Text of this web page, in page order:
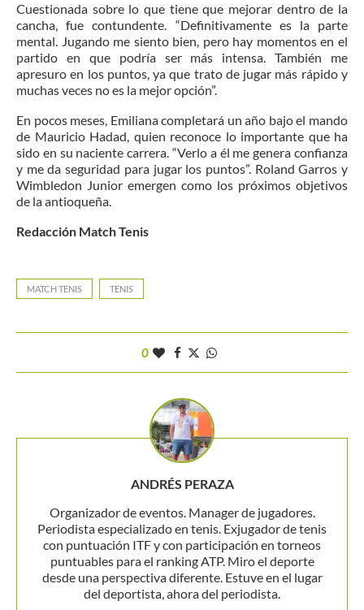
Cuestionada sobre lo que tiene que mejorar dentro de la
cancha, fue contundente. “Definitivamente es la parte
mental. Jugando me siento bien, pero hay momentos en el
partido en que podría ser más intensa. También me
apresuro en los puntos, ya que trato de jugar más rápido y
muchas veces no es la mejor opción”.
En pocos meses, Emiliana completará un año bajo el mando
de Mauricio Hadad, quien reconoce lo importante que ha
sido en su naciente carrera. “Verlo a él me genera confianza
y me da seguridad para jugar los puntos”. Roland Garros y
Wimbledon Junior emergen como los próximos objetivos
de la antioqueña.
Redacción Match Tenis
MATCH TENIS TENIS
0
ANDRÉS PERAZA
Organizador de eventos. Manager de jugadores.
Periodista especializado en tenis. Exjugador de tenis
con puntuación ITF y con participación en torneos
puntuables para el ranking ATP. Miro el deporte
desde una perspectiva diferente. Estuve en el lugar
del deportista, ahora del periodista.